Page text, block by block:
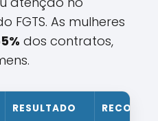
FGTS. As mulheres
dos contratos,
RESULTADO RECORTE